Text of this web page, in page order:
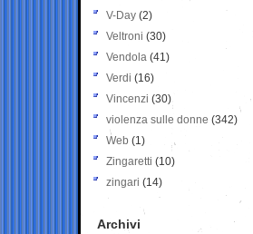
V-Day (2)
Veltroni (30)
Vendola (41)
Verdi (16)
Vincenzi (30)
violenza sulle donne (342)
Web (1)
Zingaretti (10)
zingari (14)
Archivi